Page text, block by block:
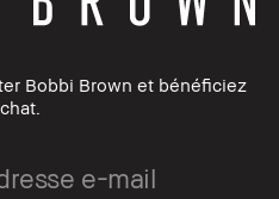
Bobbi Brown et bénéficiez